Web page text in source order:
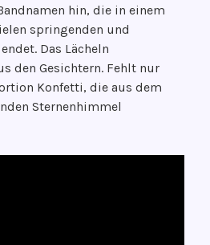
hin, die in einem
springenden und
Das Lächeln
den Gesichtern. Fehlt nur
Konfetti, die aus dem
Sternenhimmel